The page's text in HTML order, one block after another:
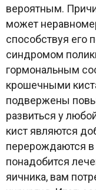
вероятным.
может
способствуя
синдромом
гормональным
крошечными
подвержены
развиться у
кист являются
перерождаются
понадобится
яичника, вам